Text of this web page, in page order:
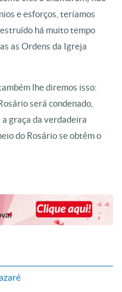
e esforços, teríamos
há muito tempo
as Ordens da Igreja
lhe diremos isso:
será condenado,
graça da verdadeira
do Rosário se obtêm o